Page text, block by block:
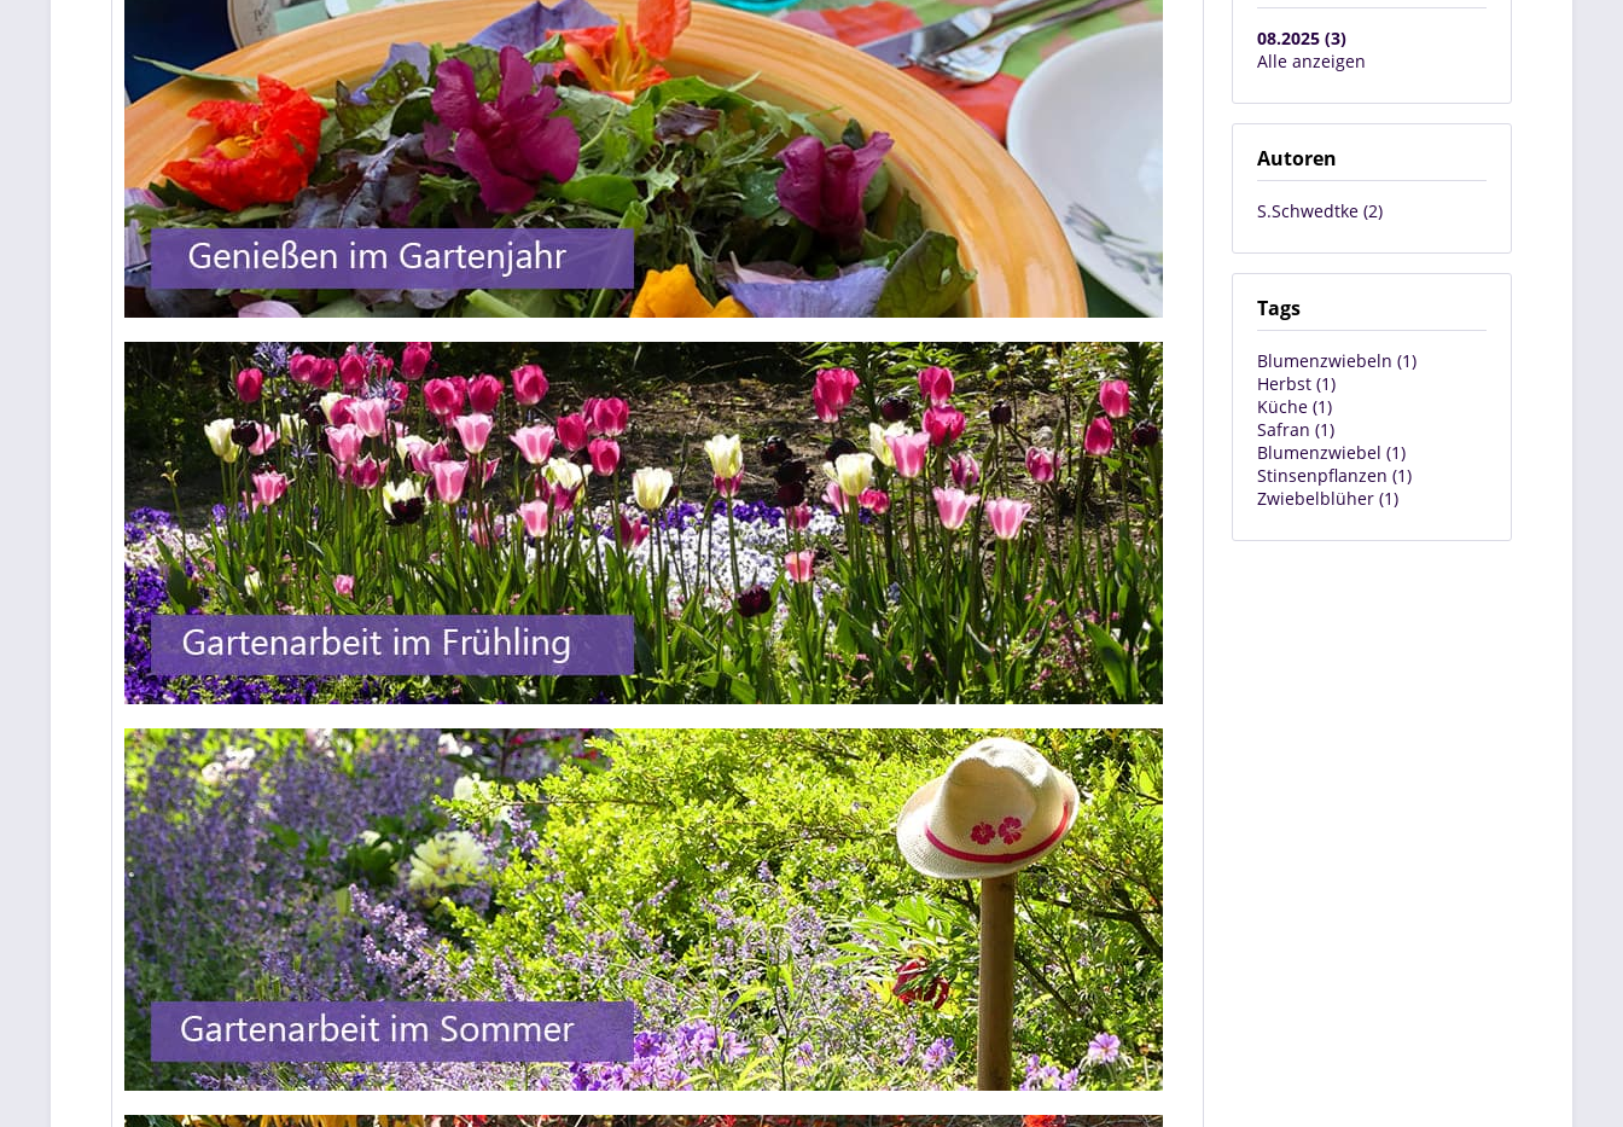
08.2025 (3)
Alle anzeigen
Autoren
S.Schwedtke (2)
Tags
Blumenzwiebeln (1)
Herbst (1)
Küche (1)
Safran (1)
Blumenzwiebel (1)
Stinsenpflanzen (1)
Zwiebelblüher (1)